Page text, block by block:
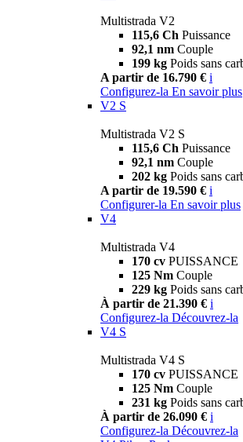
Multistrada V2
115,6 Ch Puissance
92,1 nm Couple
199 kg Poids sans
A partir de 16.790 € i
Configurez-la En savoir plus
V2 S
Multistrada V2 S
115,6 Ch Puissance
92,1 nm Couple
202 kg Poids sans
A partir de 19.590 € i
Configurer-la En savoir plus
V4
Multistrada V4
170 cv PUISSANCE
125 Nm Couple
229 kg Poids sans
À partir de 21.390 € i
Configurez-la Découvrez-la
V4 S
Multistrada V4 S
170 cv PUISSANCE
125 Nm Couple
231 kg Poids sans
À partir de 26.090 € i
Configurez-la Découvrez-la